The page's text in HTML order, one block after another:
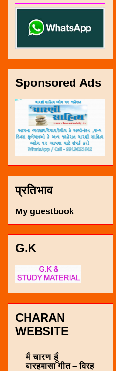
Sponsored Ads
प्रतिभाव
My guestbook
G.K
CHARAN
WEBSITE
मैं चारण हूँ
बारहमासा गीत – विरह